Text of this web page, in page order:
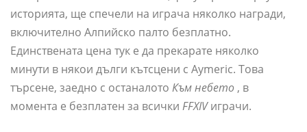
историята, ще спечели на играча няколко награди,
включително Алпийско палто безплатно.
Единствената цена тук е да прекарате няколко
минути в някои дълги кътсцени с Aymeric. Това
търсене, заедно с останалото Към небето , в
момента е безплатен за всички FFXIVиграчи.